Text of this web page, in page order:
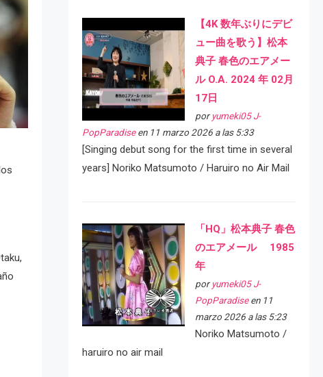
【4K 数年ぶりにデビ
ュー曲を歌う】松本
典子 春色のエアメー
ル O.A. 2024 年 02月
17日
por yumeki05 J-
PopParadiseen 11 marzo 2026 a las 5:33
[Singing debut song for the first time in several
years] Noriko Matsumoto / Haruiro no Air Mail
「HQ」松本典子 春色
のエアメール 1985
年
por yumeki05 J-
PopParadiseen 11
marzo 2026 a las 5:23
Noriko Matsumoto /
haruiro no air mail